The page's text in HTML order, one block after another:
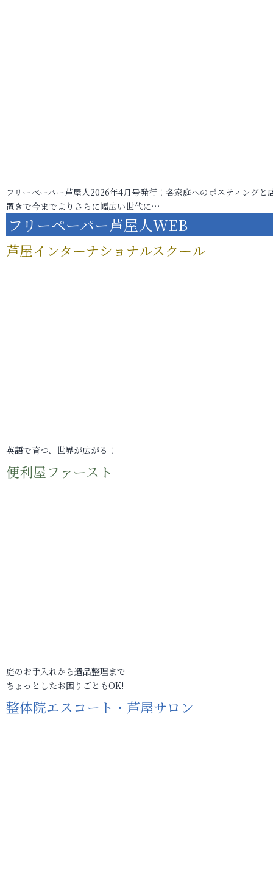
フリーペーパー芦屋人2026年4月号発行！各家庭へのポスティングと
置きで今までよりさらに幅広い世代に…
フリーペーパー芦屋人WEB
芦屋インターナショナルスクール
英語で育つ、世界が広がる！
便利屋ファースト
庭のお手入れから遺品整理まで
ちょっとしたお困りごともOK!
整体院エスコート・芦屋サロン